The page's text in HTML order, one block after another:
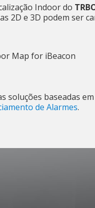
Indoor do
2D e 3D podem ser
soluções baseadas
de Alarmes.